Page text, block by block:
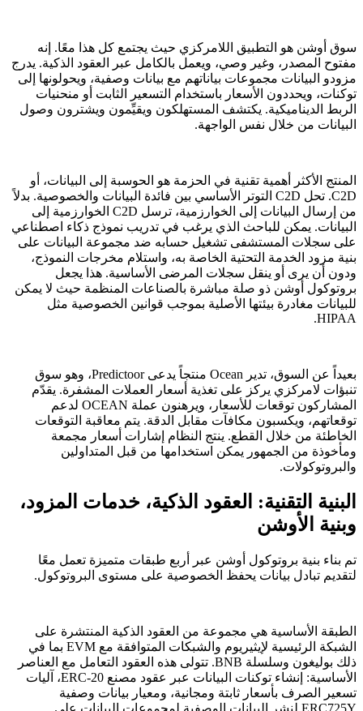
سوق أوشن هو التطبيق اللامركزي حيث يجتمع كل هذا معًا. إنه
مفتوح المصدر، وغير وصي، ويعمل بالكامل عبر العقود الذكية. يدرج
مزودو البيانات مجموعات بياناتهم مع بيانات وصفية، ويحولونها إلى
توكنات، ويحددون الأسعار باستخدام التسعير الثابت أو منحنيات
الربط الديناميكية. يكتشف المستهلكون ويقيِّمون ويشترون وصول
البيانات من خلال نفس الواجهة.
المنتج الأكثر أهمية تقنية في الحزمة هو الحوسبة إلى البيانات، أو
C2D. تحل C2D التوتر الأساسي بين فائدة البيانات والخصوصية. بدلاً
من إرسال البيانات إلى الخوارزمية، ترسل C2D الخوارزمية إلى
البيانات. يمكن للباحث الذي يرغب في تدريب نموذج ذكاء اصطناعي
على سجلات المستشفى تشغيل حسابه ضد مجموعة البيانات على
بنية مزود الخدمة التحتية الخاصة به، واستلام مخرجات النموذج،
ودون أن يرى أو ينقل سجلات المرضى الأساسية. هذا يجعل
بروتوكول أوشن ذو صلة مباشرة بالصناعات المنظمة حيث لا يمكن
للبيانات مغادرة بيئتها الأصلية بموجب قوانين الخصوصية مثل
HIPAA.
بعيداً عن السوق، تدير Ocean منتجاً يدعى Predictoor، وهو سوق
تنبؤات لامركزي يركز على تغذية أسعار العملات المشفرة. يقدّم
المشاركون توقعات للأسعار، ويرهنون عملة OCEAN لدعم
توقعاتهم، ويكسبون مكافآت مقابل الدقة. يتم معاقبة التوقعات
الخاطئة من خلال القطع. ينتج النظام إشارات أسعار مجمعة
ومأخوذة من الجمهور يمكن استخدامها من قبل المتداولين
والبروتوكولات.
البنية التقنية: العقود الذكية، خدمات المزود،
وبنية الأوشن
تم بناء بنية بروتوكول أوشن عبر أربع طبقات متميزة تعمل معًا
لتقديم تبادل بيانات يحفظ الخصوصية على مستوى البروتوكول.
الطبقة الأساسية هي مجموعة من العقود الذكية المنتشرة على
الشبكة الرئيسية لإيثيريوم والشبكات المتوافقة مع EVM بما في
ذلك بوليغون وسلسلة BNB. تتولى هذه العقود التعامل مع العناصر
الأساسية: إنشاء توكنات البيانات عبر عقود مصنع ERC-20، آليات
تسعير الصرف بأسعار ثابتة ومجانية، ومعيار بيانات وصفية